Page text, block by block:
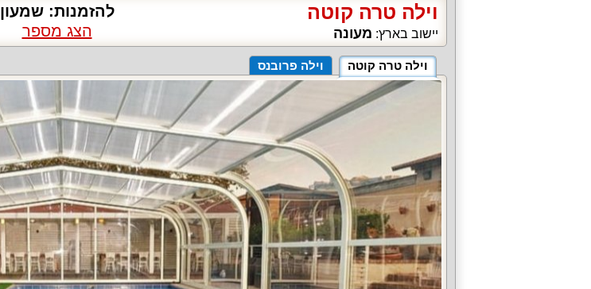
וילה טרה קוטה
יישוב בארץ: מעונה
להזמנות:שמעון
הצג מספר
וילה טרה קוטה וילה פרובנס